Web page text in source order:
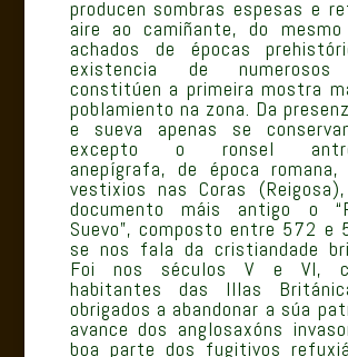
producen sombras espesas e
aire ao camiñante, do
achados de épocas
existencia de numerosos
constitúen a primeira mostra
poblamiento na zona. Da
e sueva apenas se
excepto o ronsel
anepígrafa, de época
vestixios nas Coras
documento máis antigo o
Suevo”, composto entre 572 e
se nos fala da cristiandade
Foi nos séculos V e VI,
habitantes das Illas
obrigados a abandonar a súa
avance dos anglosaxóns
boa parte dos fugitivos